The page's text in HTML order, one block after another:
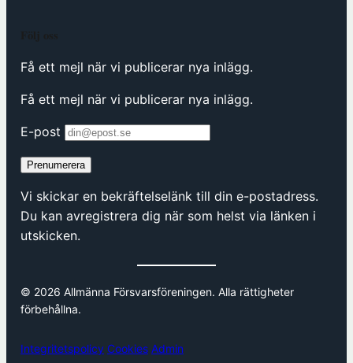
Få ett mejl när vi publicerar nya inlägg.
Få ett mejl när vi publicerar nya inlägg.
E-post
Prenumerera
Vi skickar en bekräftelselänk till din e-postadress.
Du kan avregistrera dig när som helst via länken i
utskicken.
© 2026 Allmänna Försvarsföreningen. Alla rättigheter
förbehållna.
Integritetspolicy Cookies Admin